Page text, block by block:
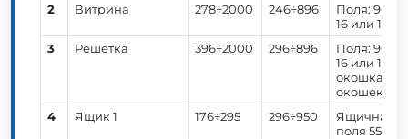
2
Витрина 278÷2000 246÷896
Поля: 90
16 или 19
3
Решетка 396÷2000 296÷896
Поля: 90
16 или 19
окошка, от
окошек.
4
Ящик 1 176÷295 296÷950
Ящичная
поля 55 мм.